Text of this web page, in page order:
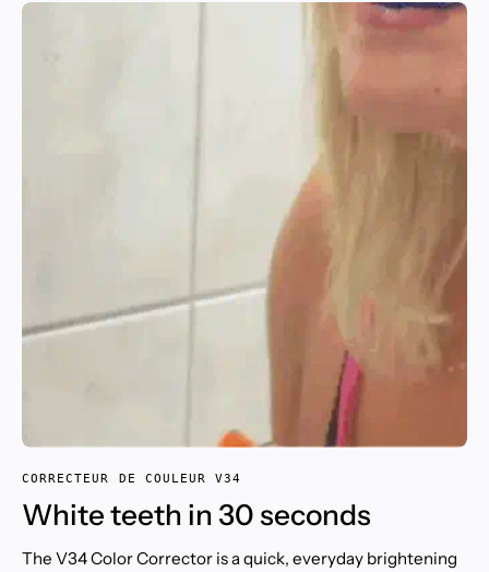
CORRECTEUR DE COULEUR V34
White teeth in 30 seconds
The V34 Color Corrector is a quick, everyday brightening